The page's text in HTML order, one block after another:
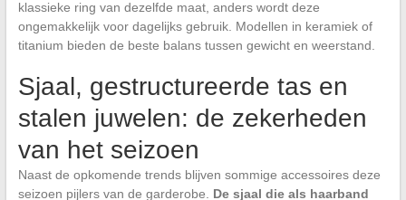
klassieke ring van dezelfde maat, anders wordt deze
ongemakkelijk voor dagelijks gebruik. Modellen in keramiek of
titanium bieden de beste balans tussen gewicht en weerstand.
Sjaal, gestructureerde tas en
stalen juwelen: de zekerheden
van het seizoen
Naast de opkomende trends blijven sommige accessoires deze
seizoen pijlers van de garderobe. De sjaal die als haarband